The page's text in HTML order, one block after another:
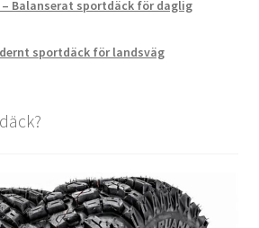
– Balanserat sportdäck för daglig
sportdäck för landsväg